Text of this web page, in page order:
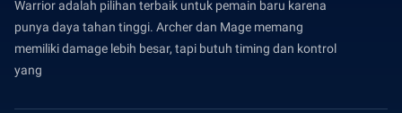
Warrior adalah pilihan terbaik untuk pemain baru karena
punya daya tahan tinggi. Archer dan Mage memang
memiliki damage lebih besar, tapi butuh timing dan kontrol
yang